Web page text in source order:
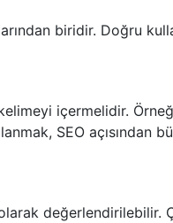
biridir. Doğru
içermelidir.
SEO açısından
değerlendirilebilir.